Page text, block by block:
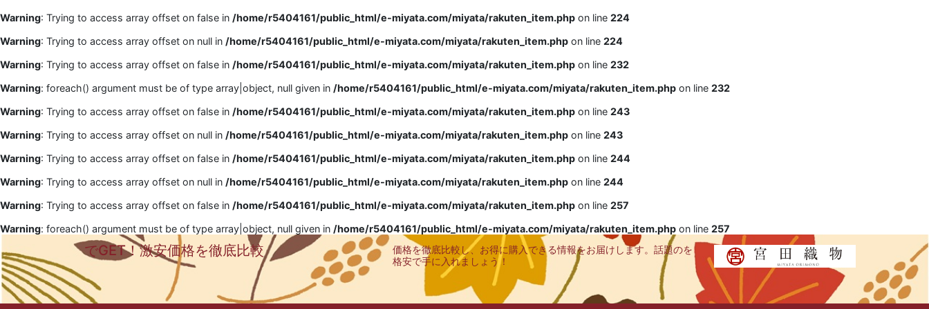
Warning: Trying to access array offset on false in /home/r5404161/public_html/e-miyata.com/miyata/rakuten_item.php on line 224
Warning: Trying to access array offset on null in /home/r5404161/public_html/e-miyata.com/miyata/rakuten_item.php on line 224
Warning: Trying to access array offset on false in /home/r5404161/public_html/e-miyata.com/miyata/rakuten_item.php on line 232
Warning: foreach() argument must be of type array|object, null given in /home/r5404161/public_html/e-miyata.com/miyata/rakuten_item.php on line 232
Warning: Trying to access array offset on false in /home/r5404161/public_html/e-miyata.com/miyata/rakuten_item.php on line 243
Warning: Trying to access array offset on null in /home/r5404161/public_html/e-miyata.com/miyata/rakuten_item.php on line 243
Warning: Trying to access array offset on false in /home/r5404161/public_html/e-miyata.com/miyata/rakuten_item.php on line 244
Warning: Trying to access array offset on null in /home/r5404161/public_html/e-miyata.com/miyata/rakuten_item.php on line 244
Warning: Trying to access array offset on false in /home/r5404161/public_html/e-miyata.com/miyata/rakuten_item.php on line 257
Warning: foreach() argument must be of type array|object, null given in /home/r5404161/public_html/e-miyata.com/miyata/rakuten_item.php on line 257
でGET！激安価格を徹底比較
価格を徹底比較し、お得に購入できる情報をお届けします。話題のを
格安で手に入れましょう！